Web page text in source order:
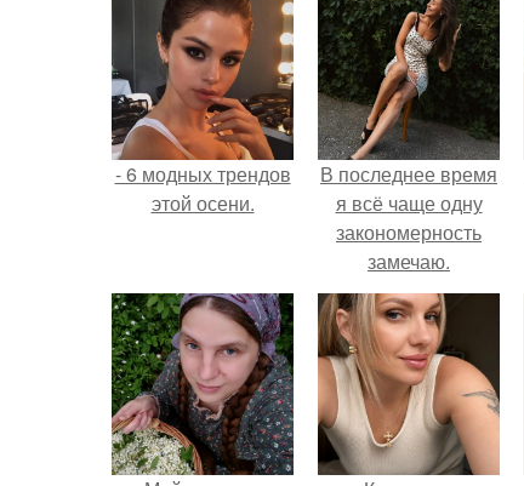
- 6 модных трендов
этой осени.
В последнее время
я всё чаще одну
закономерность
замечаю.